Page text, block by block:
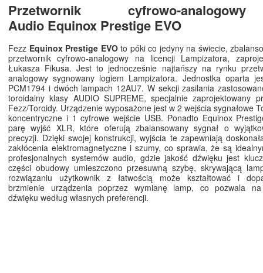
Przetwornik cyfrowo-
Audio Equinox Prestige EVO
Fezz Equinox Prestige EVOto póki co jedyny na świecie,
przetwornik cyfrowo-analogowy na licencji Lampizatora,
Łukasza Fikusa. Jest to jednocześnie najtańszy na rynku
analogowy sygnowany logiem Lampizatora. Jednostka oparta
PCM1794 i dwóch lampach 12AU7. W sekcji zasilania
toroidalny klasy AUDIO SUPREME, specjalnie zaprojektowany
Fezz/Toroidy. Urządzenie wyposażone jest w 2 wejścia sygnałowe
koncentryczne i 1 cyfrowe wejście USB. Ponadto Equinox
parę wyjść XLR, które oferują zbalansowany sygnał o
precyzji. Dzięki swojej konstrukcji, wyjścia te zapewniają
zakłócenia elektromagnetyczne i szumy, co sprawia, że są
profesjonalnych systemów audio, gdzie jakość dźwięku jest
części obudowy umieszczono przesuwną szybę, skrywającą
rozwiązaniu użytkownik z łatwością może kształtować i
brzmienie urządzenia poprzez wymianę lamp, co pozwala na
dźwięku według własnych preferencji.